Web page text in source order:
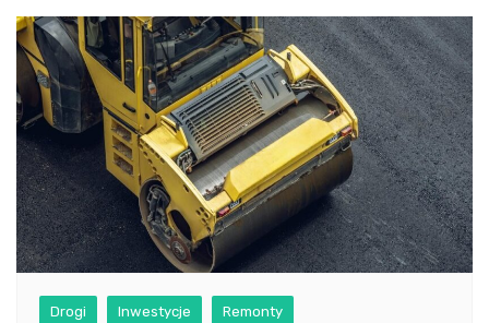
Drogi Inwestycje Remonty